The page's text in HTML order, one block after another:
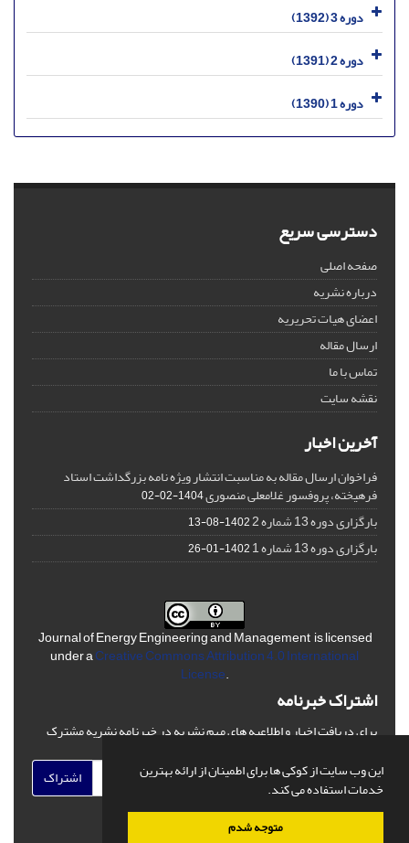
این وب سایت از کوکی ها برای اطمینان از ارائه بهترین
خدمات استفاده می کند.
متوجه شدم
دوره 3 (1392)
دوره 2 (1391)
دوره 1 (1390)
دسترسی سریع
صفحه اصلی
درباره نشریه
اعضای هیات تحریریه
ارسال مقاله
تماس با ما
نقشه سایت
آخرین اخبار
فراخوان ارسال مقاله به مناسبت انتشار ویژه نامه بزرگداشت استاد
فرهیخته، پروفسور غلامعلی منصوری1404-02-02
بارگزاری دوره 13 شماره 2 1402-08-13
بارگزاری دوره 13 شماره 1 1402-01-26
Journal of Energy Engineering and Management is licensed
under aCreative Commons Attribution 4.0 International
License.
اشتراک خبرنامه
برای دریافت اخبار و اطلاعیه های مهم نشریه در خبرنامه نشریه مشترک
اشتراک